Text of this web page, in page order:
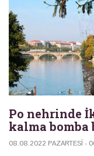
Po nehrinde
kalma bomba
08.08.2022 PAZARTESI -